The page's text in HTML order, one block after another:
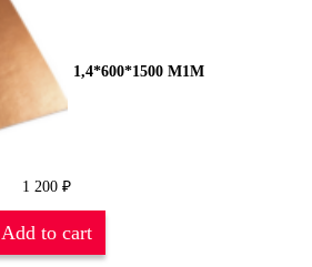
1,4*600*1500 М1М
1 200 ₽
Add to cart